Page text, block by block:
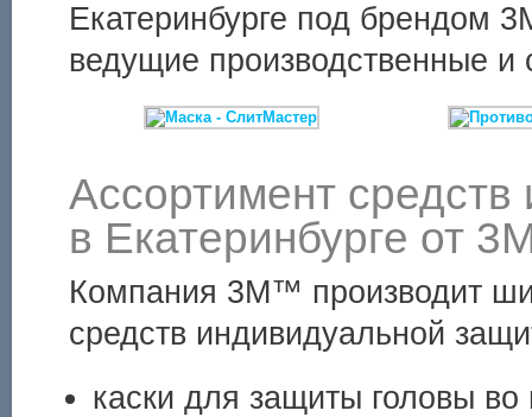
Екатеринбурге под брендом
ведущие производственные и
Ассортимент
в Екатеринбурге от
Компания 3М™ производит
средств индивидуальной
каски для защиты головы